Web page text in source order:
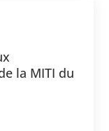
la MITI du